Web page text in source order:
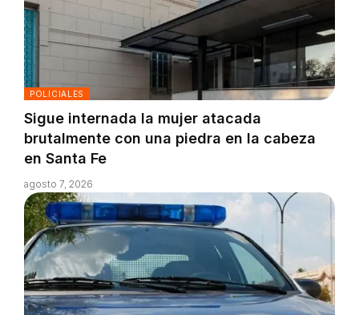
POLICIALES
Sigue internada la mujer atacada
brutalmente con una piedra en la cabeza
en Santa Fe
agosto 7, 2026